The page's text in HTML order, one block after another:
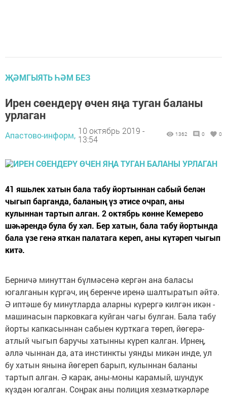
ҖӘМГЫЯТЬ ҺӘМ БЕЗ
Ирен сөендерү өчен яңа туган баланы
урлаган
Апастово-информ, 10 октябрь 2019 -
13:54
1362 0 0
41 яшьлек хатын бала табу йортыннан сабый белән
чыгып барганда, баланың үз әтисе очрап, аны
кулыннан тартып алган. 2 октябрь көнне Кемерево
шәһәрендә була бу хәл. Бер хатын, бала табу йортында
бала үзе генә яткан палатага кереп, аны күтәреп чыгып
китә.
Берничә минуттан бүлмәсенә кергән ана баласы
югалганын күргәч, иң беренче иренә шалтыратып әйтә.
Ә иптәше бу минутларда аларны күрергә килгән икән -
машинасын парковкага куйган чагы булган. Бала табу
йорты капкасыннан сабыен курткага төреп, йөгерә-
атлый чыгып баручы хатынны күреп калган. Ирнең,
әллә чыннан да, ата инстинкты уянды микән инде, ул
бу хатын янына йөгереп барып, кулыннан баланы
тартып алган. Ә карак, аны-моны карамый, шундук
күздән югалган. Соңрак аны полиция хезмәткәрләре